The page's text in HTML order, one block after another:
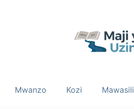
Mwanzo Kozi